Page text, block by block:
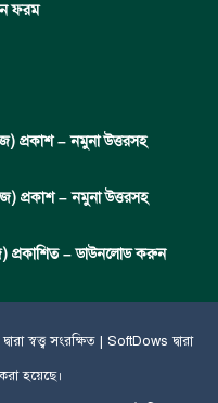
ফরম
প্রকাশ – নমুনা উত্তরসহ
প্রকাশ – নমুনা উত্তরসহ
প্রকাশিত – ডাউনলোড করুন
দ্বারা স্বত্ত্ব সংরক্ষিত | SoftDows দ্বারা
হয়েছে।